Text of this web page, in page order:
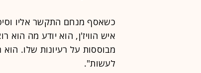
כשאסף מנחם התקשר אליו
איש הוויז'ן, הוא יודע מה
מבוססות על רעיונות שלו.
לעשות".